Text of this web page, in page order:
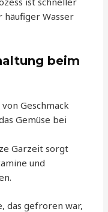
häufiger Wasser
beim
Geschmack
Gemüse bei
Garzeit sorgt
und
das gefroren war,